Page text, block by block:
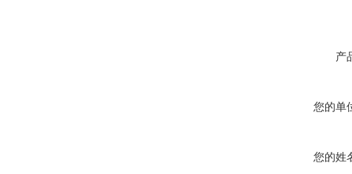
产
您的单
您的姓